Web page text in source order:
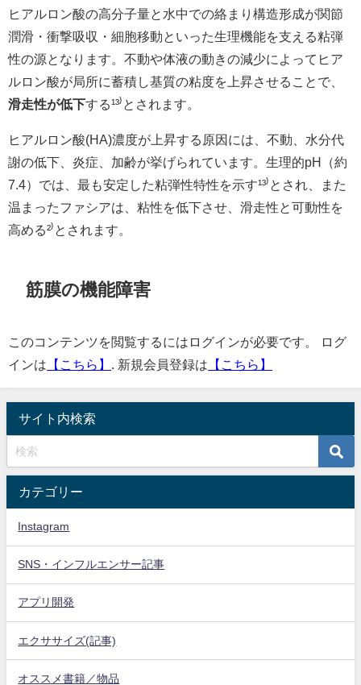
ヒアルロン酸の高分子量と水中での絡まり構造形成が関節
潤滑・衝撃吸収・細胞移動といった生理機能を支える粘弾
性の源となります。不動や体液の動きの減少によってヒア
ルロン酸が局所に蓄積し基質の粘度を上昇させることで、
滑走性が低下する¹³⁾ とされます。
ヒアルロン酸(HA)濃度が上昇する原因には、不動、水分代
謝の低下、炎症、加齢が挙げられています。生理的pH（約
7.4）では、最も安定した粘弾性特性を示す¹³⁾ とされ、また
温まったファシアは、粘性を低下させ、滑走性と可動性を
高める²⁾ とされます。
筋膜の機能障害
このコンテンツを閲覧するにはログインが必要です。 ログ
インは 【こちら】 . 新規会員登録は 【こちら】
サイト内検索
カテゴリー
Instagram
SNS・インフルエンサー記事
アプリ開発
エクササイズ(記事)
オススメ書籍／物品